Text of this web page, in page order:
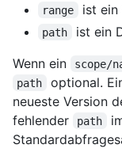
range ist ein
path
ist ein
Wenn ein
scope/
path optional.
neueste Version
fehlender
path